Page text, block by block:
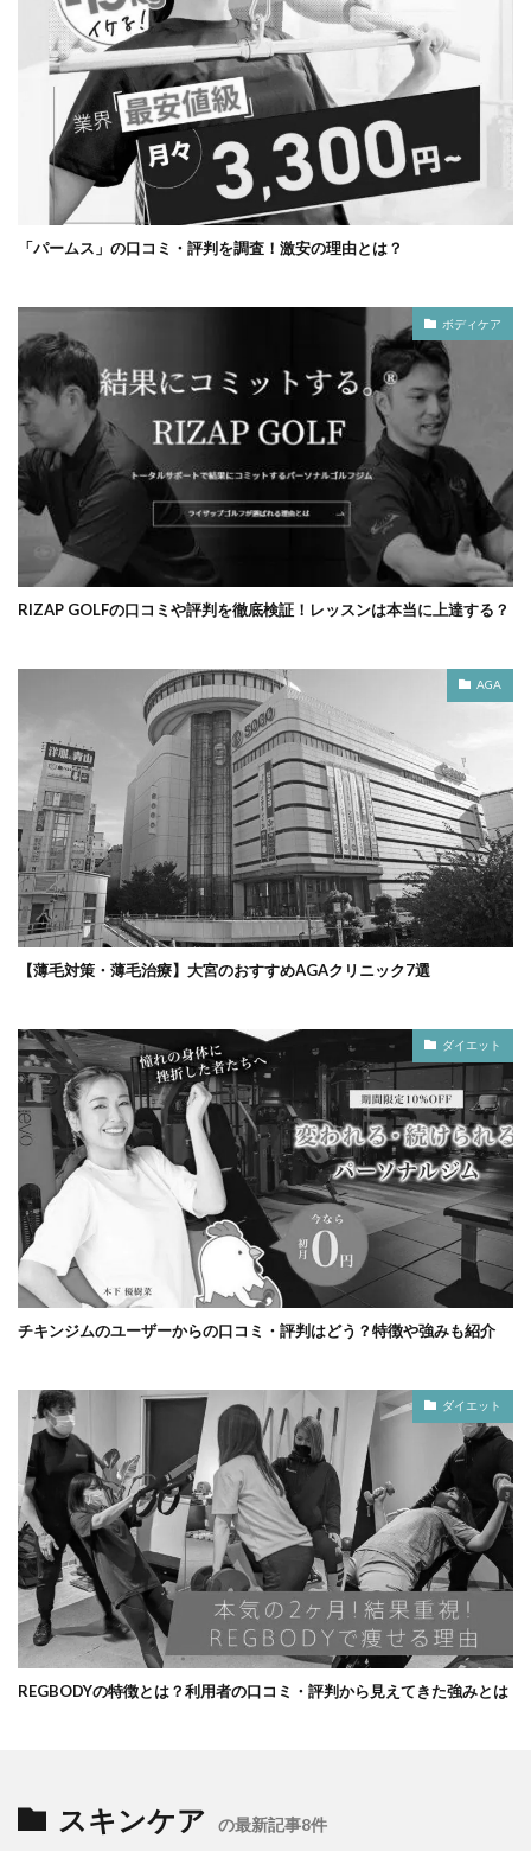
「パームス」の口コミ・評判を調査！激安の理由とは？
ボディケア
RIZAP GOLFの口コミや評判を徹底検証！レッスンは本当に上達する？
AGA
【薄毛対策・薄毛治療】大宮のおすすめAGAクリニック7選
ダイエット
チキンジムのユーザーからの口コミ・評判はどう？特徴や強みも紹介
ダイエット
REGBODYの特徴とは？利用者の口コミ・評判から見えてきた強みとは
スキンケア の最新記事8件